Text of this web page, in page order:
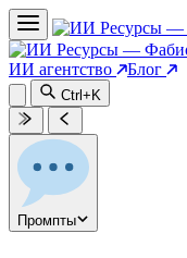
ИИ агентство Блог
Ctrl+K
Промпты